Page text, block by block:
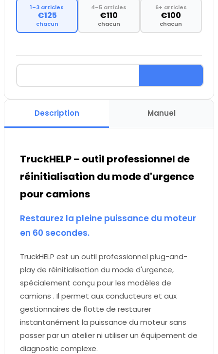
1–3 articles
€125
chacun
4–5 articles
€110
chacun
6+ articles
€100
chacun
Description Manuel
TruckHELP – outil professionnel de
réinitialisation du mode d'urgence
pour camions
Restaurez la pleine puissance du moteur
en 60 secondes.
TruckHELP est un outil professionnel plug-and-
play de réinitialisation du mode d'urgence,
spécialement conçu pour les modèles de
camions . Il permet aux conducteurs et aux
gestionnaires de flotte de restaurer
instantanément la puissance du moteur sans
passer par un atelier ni utiliser un équipement de
diagnostic complexe.